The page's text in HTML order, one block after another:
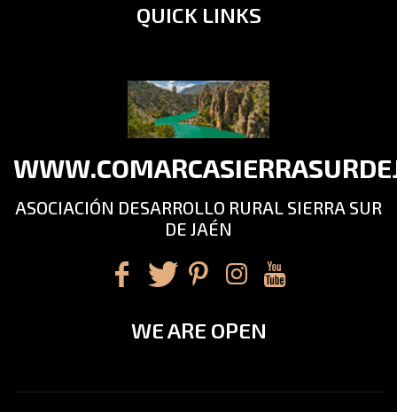
QUICK LINKS
ASOCIACIÓN DESARROLLO RURAL SIERRA SUR
DE JAÉN
WE ARE OPEN